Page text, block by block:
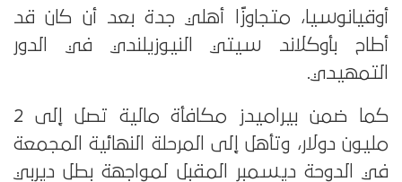
أوقيانوسيا، متجاوزًا أهلي جدة بعد أن كان قد
أطاح بأوكلاند سيتي النيوزيلندي في الدور
التمهيدي.
كما ضمن بيراميدز مكافأة مالية تصل إلى 2
مليون دولار، وتأهل إلى المرحلة النهائية المجمعة
في الدوحة ديسمبر المقبل لمواجهة بطل ديربي